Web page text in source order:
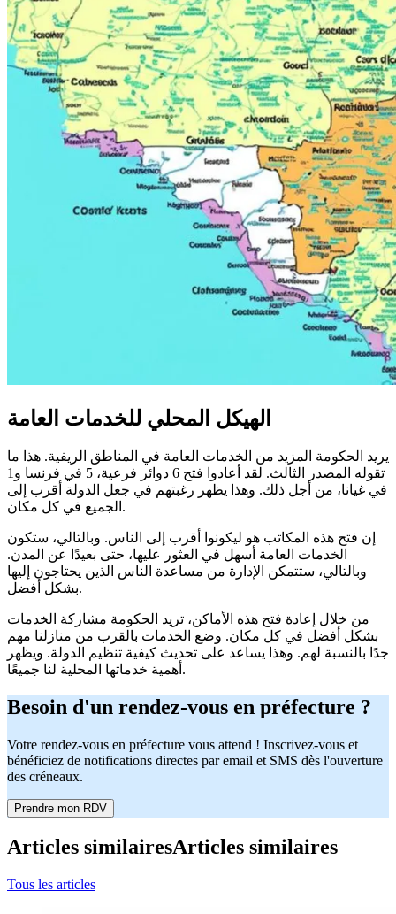
الهيكل المحلي للخدمات العامة
يريد الحكومة المزيد من الخدمات العامة في المناطق الريفية. هذا ما
تقوله المصدر الثالث. لقد أعادوا فتح 6 دوائر فرعية، 5 في فرنسا و1
في غيانا، من أجل ذلك. وهذا يظهر رغبتهم في جعل الدولة أقرب إلى
الجميع في كل مكان.
إن فتح هذه المكاتب هو ليكونوا أقرب إلى الناس. وبالتالي، ستكون
الخدمات العامة أسهل في العثور عليها، حتى بعيدًا عن المدن.
وبالتالي، ستتمكن الإدارة من مساعدة الناس الذين يحتاجون إليها
بشكل أفضل.
من خلال إعادة فتح هذه الأماكن، تريد الحكومة مشاركة الخدمات
بشكل أفضل في كل مكان. وضع الخدمات بالقرب من منازلنا مهم
جدًا بالنسبة لهم. وهذا يساعد على تحديث كيفية تنظيم الدولة. ويظهر
أهمية خدماتها المحلية لنا جميعًا.
Besoin d'un rendez-vous en préfecture ?
Votre rendez-vous en préfecture vous attend ! Inscrivez-vous et
bénéficiez de notifications directes par email et SMS dès l'ouverture
des créneaux.
Prendre mon RDV
Articles similairesArticles similaires
Tous les articles